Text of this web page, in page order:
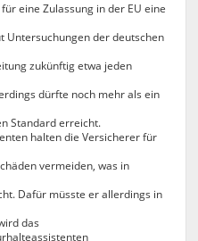
eine Zulassung in der EU eine
Untersuchungen der deutschen
zukünftig etwa jeden
dürfte noch mehr als ein
Standard erreicht.
halten die Versicherer für
vermeiden, was in
Dafür müsste er allerdings in
das